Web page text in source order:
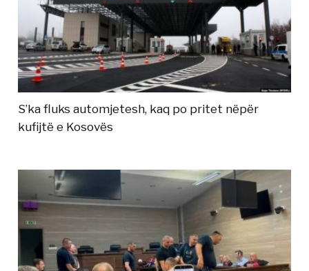
S’ka fluks automjetesh, kaq po pritet nëpër
kufijtë e Kosovës